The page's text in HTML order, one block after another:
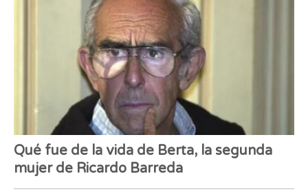
Qué fue de la vida de Berta, la segunda
mujer de Ricardo Barreda